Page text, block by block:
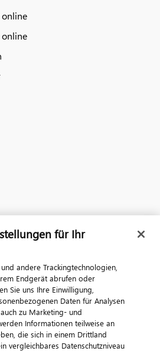
online
online
Sie uns
für Ihr
andere Trackingtechnologien,
Endgerät abrufen oder
Sie uns Ihre Einwilligung,
Daten für Analysen
zu Marketing- und
Informationen teilweise an
die sich in einem Drittland
vergleichbares Datenschutzniveau